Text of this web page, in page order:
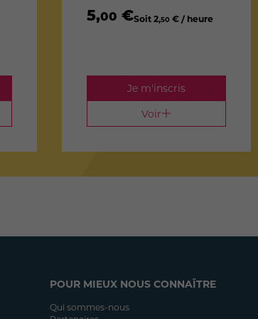
5,00 €Soit2,50 € / heure
Je m'inscris
Voir
POUR MIEUX NOUS CONNAÎTRE
Qui sommes-nous